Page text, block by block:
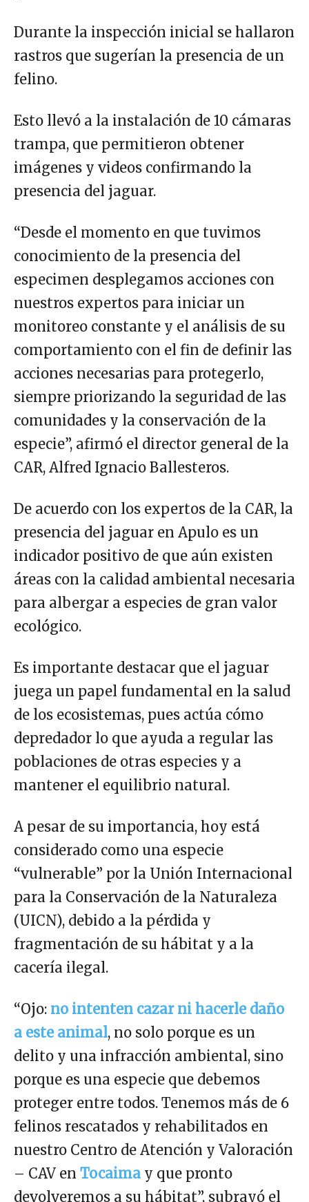
Durante la inspección inicial se hallaron
rastros que sugerían la presencia de un
felino.
Esto llevó a la instalación de 10 cámaras
trampa, que permitieron obtener
imágenes y videos confirmando la
presencia del jaguar.
“Desde el momento en que tuvimos
conocimiento de la presencia del
especimen desplegamos acciones con
nuestros expertos para iniciar un
monitoreo constante y el análisis de su
comportamiento con el fin de definir las
acciones necesarias para protegerlo,
siempre priorizando la seguridad de las
comunidades y la conservación de la
especie”, afirmó el director general de la
CAR, Alfred Ignacio Ballesteros.
De acuerdo con los expertos de la CAR, la
presencia del jaguar en Apulo es un
indicador positivo de que aún existen
áreas con la calidad ambiental necesaria
para albergar a especies de gran valor
ecológico.
Es importante destacar que el jaguar
juega un papel fundamental en la salud
de los ecosistemas, pues actúa cómo
depredador lo que ayuda a regular las
poblaciones de otras especies y a
mantener el equilibrio natural.
A pesar de su importancia, hoy está
considerado como una especie
“vulnerable” por la Unión Internacional
para la Conservación de la Naturaleza
(UICN), debido a la pérdida y
fragmentación de su hábitat y a la
cacería ilegal.
“Ojo: no intenten cazar ni hacerle daño
a este animal, no solo porque es un
delito y una infracción ambiental, sino
porque es una especie que debemos
proteger entre todos. Tenemos más de 6
felinos rescatados y rehabilitados en
nuestro Centro de Atención y Valoración
– CAV en Tocaima y que pronto
devolveremos a su hábitat”, subrayó el